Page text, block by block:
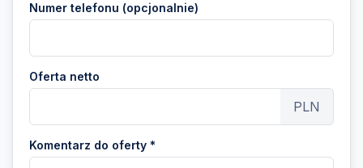
Numer telefonu (opcjonalnie)
Oferta netto
PLN
Komentarz do oferty *